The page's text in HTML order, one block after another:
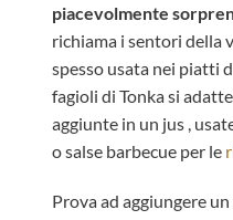
piacevolmente
richiama i sentori della
spesso usata nei piatti
fagioli di Tonka si
aggiunte in un jus ,
o salse barbecue per le
Prova ad aggiungere